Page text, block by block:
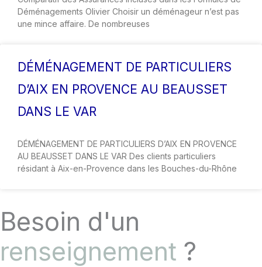
Déménagements Olivier Choisir un déménageur n’est pas
une mince affaire. De nombreuses
DÉMÉNAGEMENT DE PARTICULIERS
D’AIX EN PROVENCE AU BEAUSSET
DANS LE VAR
DÉMÉNAGEMENT DE PARTICULIERS D’AIX EN PROVENCE
AU BEAUSSET DANS LE VAR Des clients particuliers
résidant à Aix-en-Provence dans les Bouches-du-Rhône
Besoin d'un
renseignement ?